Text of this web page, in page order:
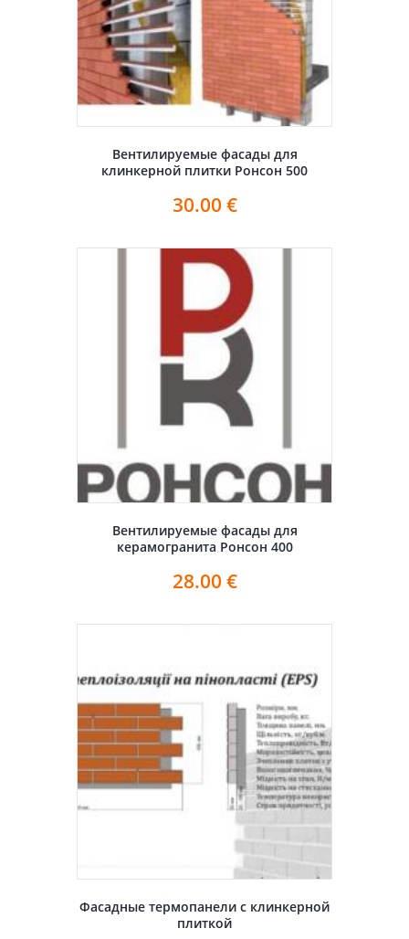
Вентилируемые фасады для
клинкерной плитки Ронсон 500
30.00 €
Вентилируемые фасады для
керамогранита Ронсон 400
28.00 €
Фасадные термопанели с клинкерной
плиткой